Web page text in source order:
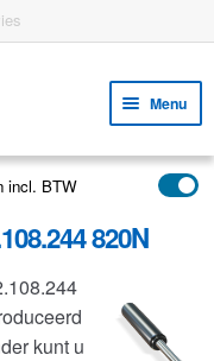
€25
Menu
incl. BTW
820N
kunt u